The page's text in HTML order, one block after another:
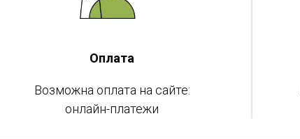
Оплата
Возможна оплата на сайте:
онлайн-платежи